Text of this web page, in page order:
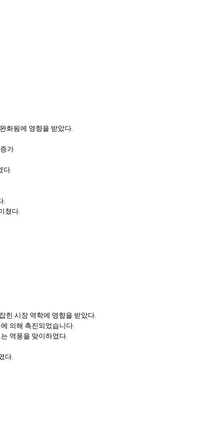
화됨에 영향을 받았다.
가
다.
.
쳤다.
힌 시장 역학에 영향을 받았다.
의해 촉진되었습니다.
역풍을 맞이하였다.
다.